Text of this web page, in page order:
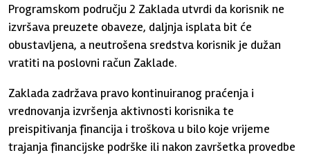
Programskom području 2 Zaklada utvrdi da korisnik ne
izvršava preuzete obaveze, daljnja isplata bit će
obustavljena, a neutrošena sredstva korisnik je dužan
vratiti na poslovni račun Zaklade.
Zaklada zadržava pravo kontinuiranog praćenja i
vrednovanja izvršenja aktivnosti korisnika te
preispitivanja financija i troškova u bilo koje vrijeme
trajanja financijske podrške ili nakon završetka provedbe